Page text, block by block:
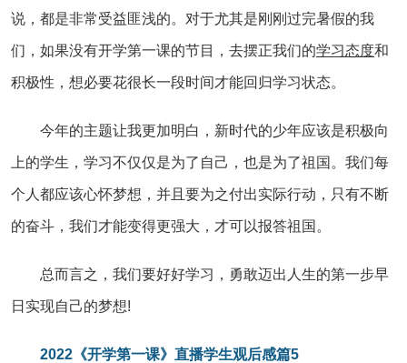
说，都是非常受益匪浅的。对于尤其是刚刚过完暑假的我
们，如果没有开学第一课的节目，去摆正我们的学习态度和
积极性，想必要花很长一段时间才能回归学习状态。
今年的主题让我更加明白，新时代的少年应该是积极向
上的学生，学习不仅仅是为了自己，也是为了祖国。我们每
个人都应该心怀梦想，并且要为之付出实际行动，只有不断
的奋斗，我们才能变得更强大，才可以报答祖国。
总而言之，我们要好好学习，勇敢迈出人生的第一步早
日实现自己的梦想!
2022《开学第一课》直播学生观后感篇5